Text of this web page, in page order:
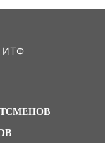
ИТФ